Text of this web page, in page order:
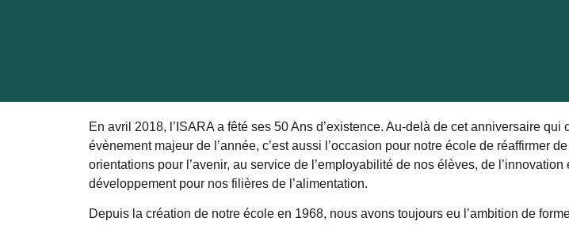
En avril 2018, l’ISARA a fêté ses 50 Ans d’existence. Au-delà de cet anniversaire qui
évènement majeur de l’année, c’est aussi l’occasion pour notre école de réaffirmer
orientations pour l’avenir, au service de l’employabilité de nos élèves, de l’innovation
développement pour nos filières de l’alimentation.
Depuis la création de notre école en 1968, nous avons toujours eu l’ambition de